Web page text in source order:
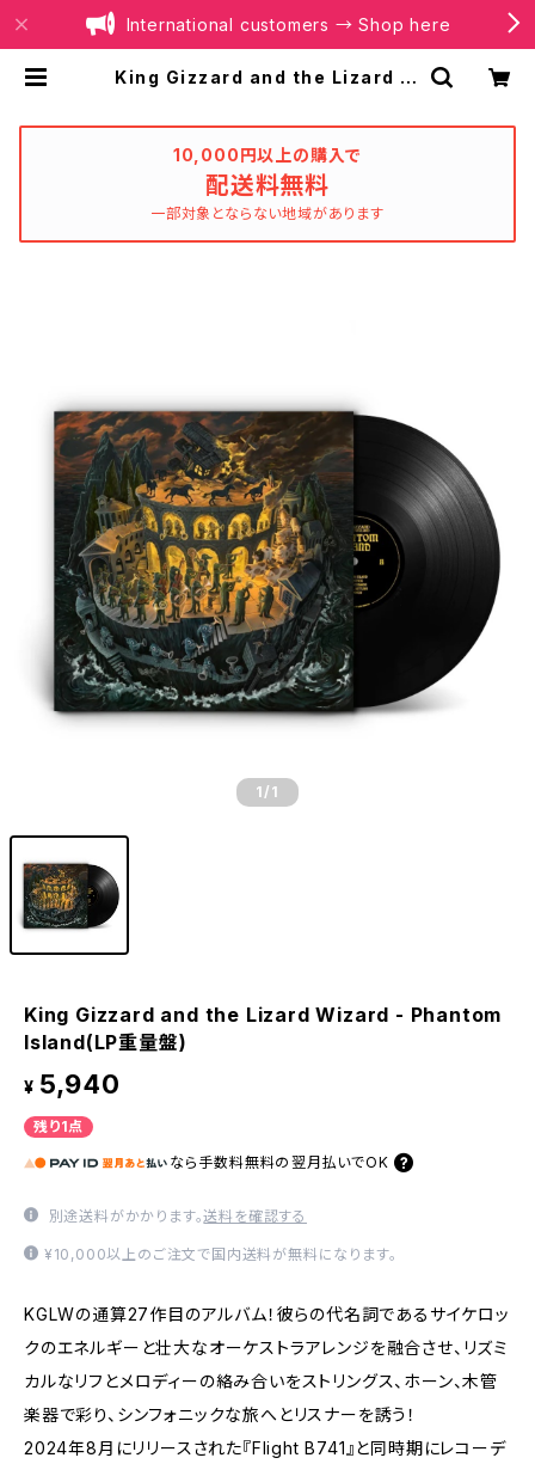
International customers → Shop here
King Gizzard and the Lizard W
10,000円以上の購入で
配送料無料
一部対象とならない地域があります
1 /1
King Gizzard and the Lizard Wizard - Phantom
Island(LP重量盤)
¥ 5,940
残り1点
なら 手数料無料の 翌月払いでOK
別途送料がかかります。送料を確認する
¥10,000以上のご注文で国内送料が無料になります。
KGLWの通算27作目のアルバム！彼らの代名詞であるサイケロッ
クのエネルギーと壮大なオーケストラアレンジを融合させ、リズミ
カルなリフとメロディーの絡み合いをストリングス、ホーン、木管
楽器で彩り、シンフォニックな旅へとリスナーを誘う！
2024年8月にリリースされた『Flight B741』と同時期にレコーデ